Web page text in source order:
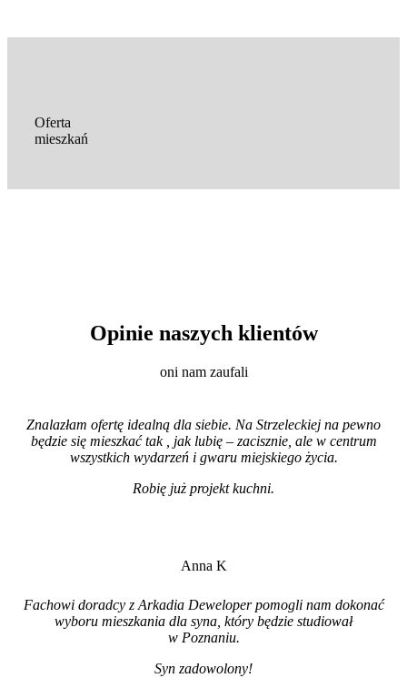
Oferta
mieszkań
Opinie naszych klientów
oni nam zaufali
Znalazłam ofertę idealną dla siebie. Na Strzeleckiej na pewno
będzie się mieszkać tak , jak lubię – zacisznie, ale w centrum
wszystkich wydarzeń i gwaru miejskiego życia.
Robię już projekt kuchni.
Anna K
Fachowi doradcy z Arkadia Deweloper pomogli nam dokonać
wyboru mieszkania dla syna, który będzie studiował
w Poznaniu.
Syn zadowolony!